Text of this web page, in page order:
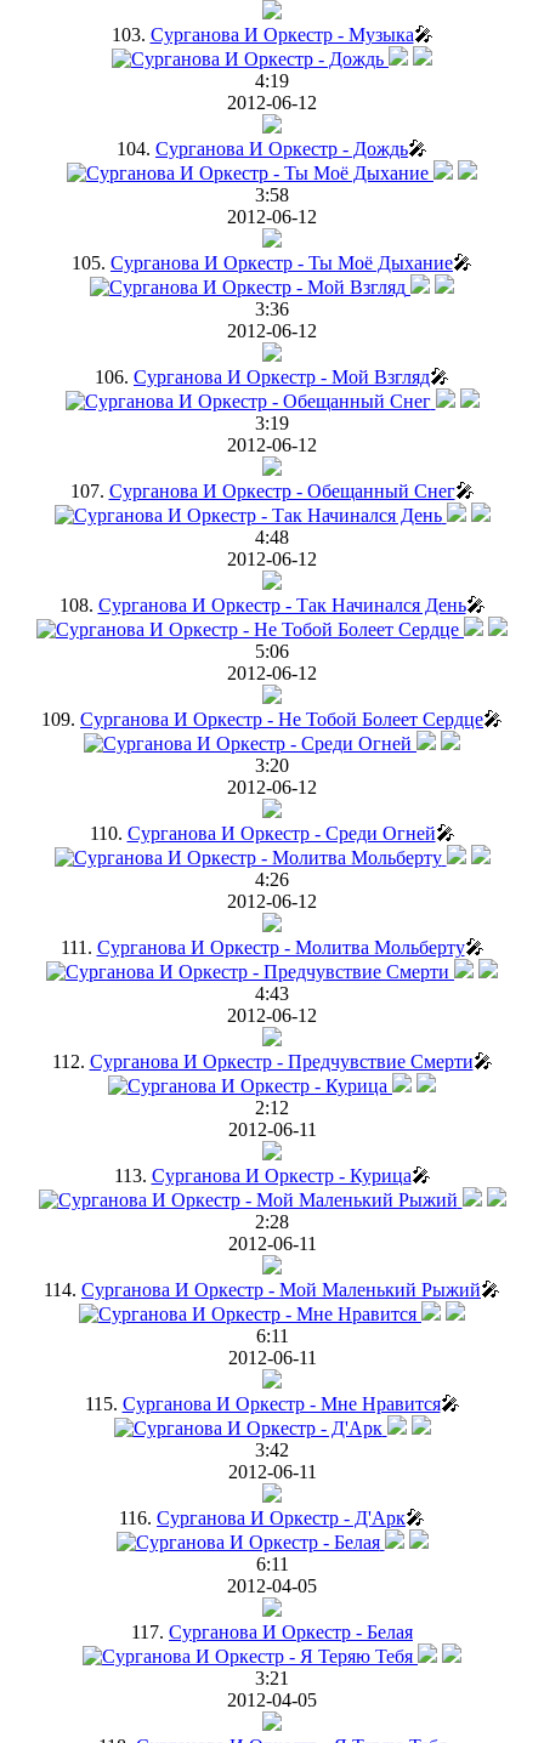
103. Сурганова И Оркестр - Музыка🎤
4:19
2012-06-12
104. Сурганова И Оркестр - Дождь🎤
3:58
2012-06-12
105. Сурганова И Оркестр - Ты Моё Дыхание🎤
3:36
2012-06-12
106. Сурганова И Оркестр - Мой Взгляд🎤
3:19
2012-06-12
107. Сурганова И Оркестр - Обещанный Снег🎤
4:48
2012-06-12
108. Сурганова И Оркестр - Так Начинался День🎤
5:06
2012-06-12
109. Сурганова И Оркестр - Не Тобой Болеет Сердце🎤
3:20
2012-06-12
110. Сурганова И Оркестр - Среди Огней🎤
4:26
2012-06-12
111. Сурганова И Оркестр - Молитва Мольберту🎤
4:43
2012-06-12
112. Сурганова И Оркестр - Предчувствие Смерти🎤
2:12
2012-06-11
113. Сурганова И Оркестр - Курица🎤
2:28
2012-06-11
114. Сурганова И Оркестр - Мой Маленький Рыжий🎤
6:11
2012-06-11
115. Сурганова И Оркестр - Мне Нравится🎤
3:42
2012-06-11
116. Сурганова И Оркестр - Д'Арк🎤
6:11
2012-04-05
117. Сурганова И Оркестр - Белая
3:21
2012-04-05